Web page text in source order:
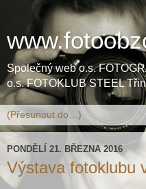
Společný web o.s.
o.s. FOTOKLUB STEEL
PONDĚLÍ 21. BŘEZNA 2016
Výstava fotoklubu